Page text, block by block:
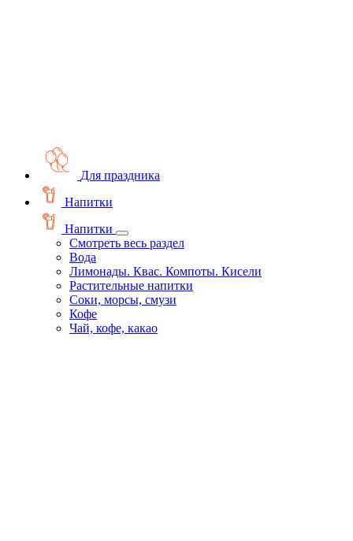
Для праздника
Напитки
Напитки
Смотреть весь раздел
Вода
Лимонады. Квас. Компоты. Кисели
Растительные напитки
Соки, морсы, смузи
Кофе
Чай, кофе, какао